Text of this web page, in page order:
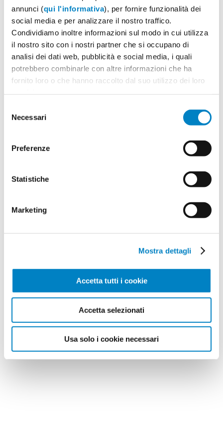
annunci (qui l'informativa), per fornire funzionalità dei
social media e per analizzare il nostro traffico.
Condividiamo inoltre informazioni sul modo in cui utilizza
il nostro sito con i nostri partner che si occupano di
analisi dei dati web, pubblicità e social media, i quali
potrebbero combinarle con altre informazioni che ha
fornito loro o che hanno raccolto dal suo utilizzo dei loro
delNecessari
Preferenze
Statistiche
Marketing
Mostra dettagli
Accetta tutti i cookie
Accetta selezionati
Usa solo i cookie necessari